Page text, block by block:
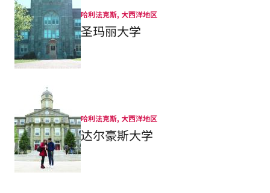
哈利法克斯, 大西洋地区
圣玛丽大学
哈利法克斯, 大西洋地区
达尔豪斯大学